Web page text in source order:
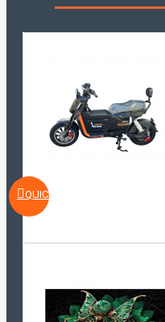
QUICKVIEW